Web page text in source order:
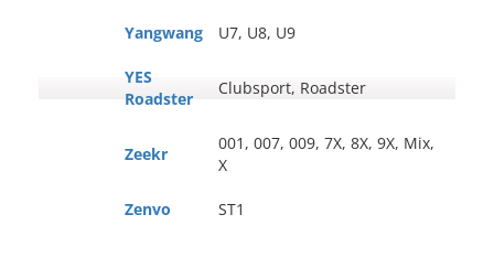
Yangwang U7, U8, U9
YES
Roadster
Clubsport, Roadster
Zeekr
001, 007, 009, 7X, 8X, 9X, Mix,
X
Zenvo ST1